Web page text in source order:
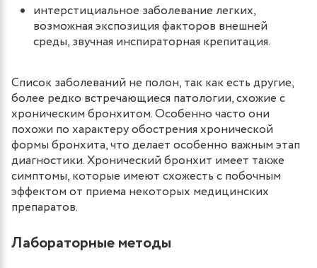
интерстициальное заболевание легких,
возможная экспозиция факторов внешней
среды, звучная инспираторная крепитация.
Список заболеваний не полон, так как есть другие,
более редко встречающиеся патологии, схожие с
хроническим бронхитом. Особенно часто они
похожи по характеру обострения хронической
формы бронхита, что делает особенно важным этап
диагностики. Хронический бронхит имеет также
симптомы, которые имеют схожесть с побочным
эффектом от приема некоторых медицинских
препаратов.
Лабораторные методы